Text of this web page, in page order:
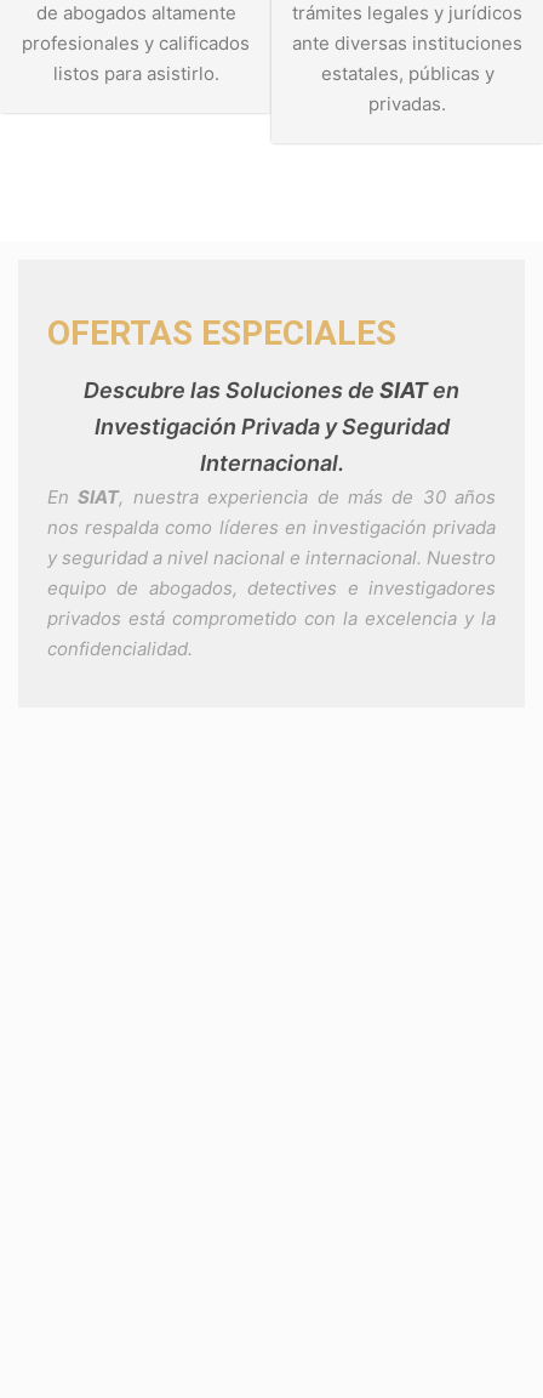
de abogados altamente
profesionales y calificados
listos para asistirlo.
trámites legales y jurídicos
ante diversas instituciones
estatales, públicas y
privadas.
OFERTAS ESPECIALES
Descubre las Soluciones de SIATen
Investigación Privada y Seguridad
Internacional.
EnSIAT, nuestra experiencia de más de 30 años
nos respalda como líderes en investigación privada
y seguridad a nivel nacional e internacional. Nuestro
equipo de abogados, detectives e investigadores
privados está comprometido con la excelencia y la
confidencialidad.